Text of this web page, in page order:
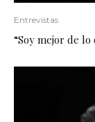
Entrevistas
“Soy mejor de